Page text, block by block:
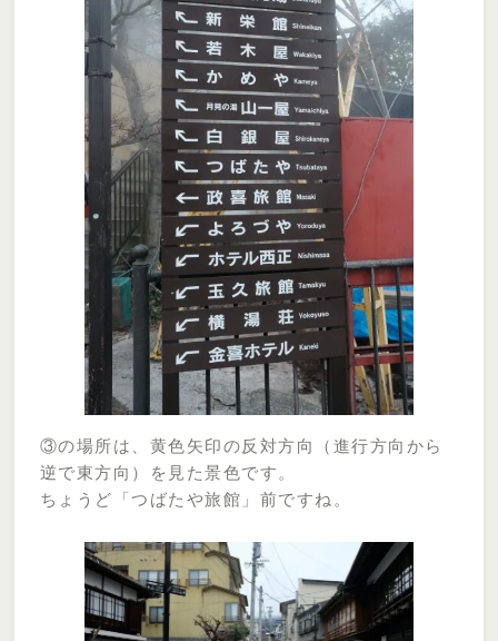
③の場所は、黄色矢印の反対方向（進行方向から
逆で東方向）を見た景色です。
ちょうど「つばたや旅館」前ですね。